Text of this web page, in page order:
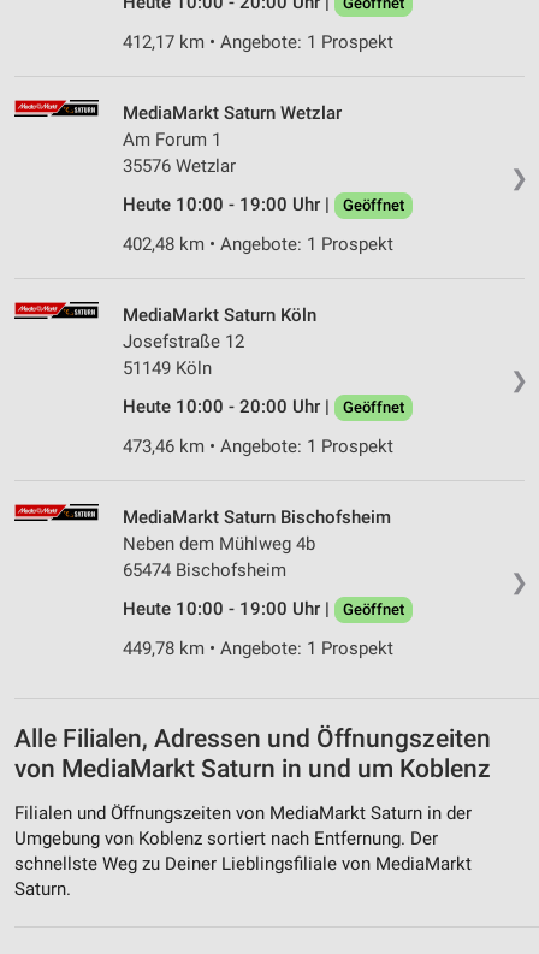
412,17 km • Angebote: 1 Prospekt
❯
MediaMarkt Saturn Wetzlar
Am Forum 1
35576 Wetzlar
Heute 10:00 - 19:00 Uhr |
Geöffnet
402,48 km • Angebote: 1 Prospekt
❯
MediaMarkt Saturn Köln
Josefstraße 12
51149 Köln
Heute 10:00 - 20:00 Uhr |
Geöffnet
473,46 km • Angebote: 1 Prospekt
❯
MediaMarkt Saturn Bischofsheim
Neben dem Mühlweg 4b
65474 Bischofsheim
Heute 10:00 - 19:00 Uhr |
Geöffnet
449,78 km • Angebote: 1 Prospekt
Alle Filialen, Adressen und Öffnungszeiten
von MediaMarkt Saturn in und um Koblenz
Filialen und Öffnungszeiten von MediaMarkt Saturn in der
Umgebung von Koblenz sortiert nach Entfernung. Der
schnellste Weg zu Deiner Lieblingsfiliale von MediaMarkt
Saturn.
Verwendung reduzierter Daten zur Auswahl von
IAB-Besonderheiten:
Verwendung genauer Standortdaten
Geräte anhand von aktiv angeforderten
Informationen identifizieren
Nicht-IAB-Verarbeitungszwecke:
Performance